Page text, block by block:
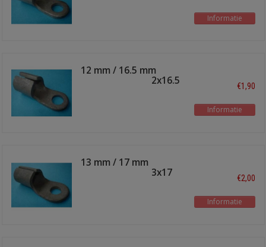
Informatie
12 mm / 16.5 mm
soldeeroog TI-12x16.5
€1,90
Informatie
13 mm / 17 mm
soldeeroog TI-13x17
€2,00
Informatie